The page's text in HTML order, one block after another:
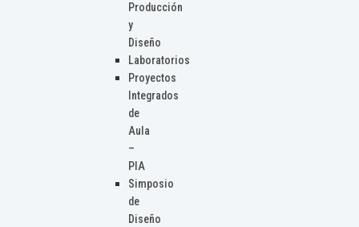
Producción
y
Diseño
Laboratorios
Proyectos
Integrados
de
Aula
–
PIA
Simposio
de
Diseño